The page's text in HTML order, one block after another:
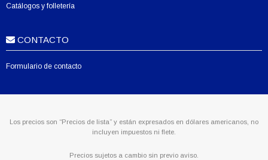
Catálogos y folletería
CONTACTO
Formulario de contacto
Los precios son “Precios de lista” y están expresados en dólares americanos, no
incluyen impuestos ni flete.
Precios sujetos a cambio sin previo aviso.